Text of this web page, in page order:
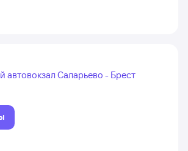
Саларьево - Брест